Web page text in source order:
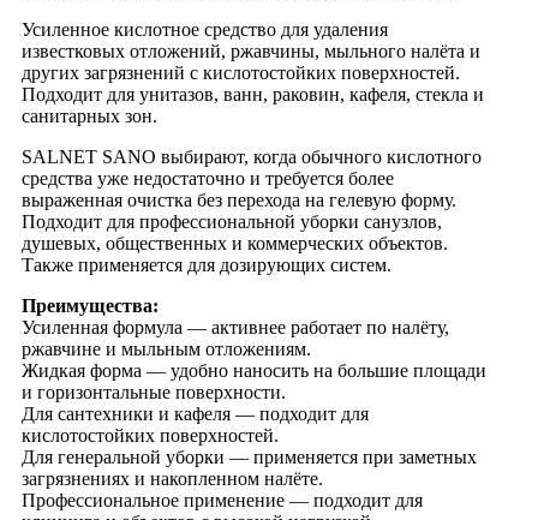
Усиленное кислотное средство для удаления
известковых отложений, ржавчины, мыльного налёта и
других загрязнений с кислотостойких поверхностей.
Подходит для унитазов, ванн, раковин, кафеля, стекла и
санитарных зон.
SALNET SANO выбирают, когда обычного кислотного
средства уже недостаточно и требуется более
выраженная очистка без перехода на гелевую форму.
Подходит для профессиональной уборки санузлов,
душевых, общественных и коммерческих объектов.
Также применяется для дозирующих систем.
Преимущества:
Усиленная формула — активнее работает по налёту,
ржавчине и мыльным отложениям.
Жидкая форма — удобно наносить на большие площади
и горизонтальные поверхности.
Для сантехники и кафеля — подходит для
кислотостойких поверхностей.
Для генеральной уборки — применяется при заметных
загрязнениях и накопленном налёте.
Профессиональное применение — подходит для